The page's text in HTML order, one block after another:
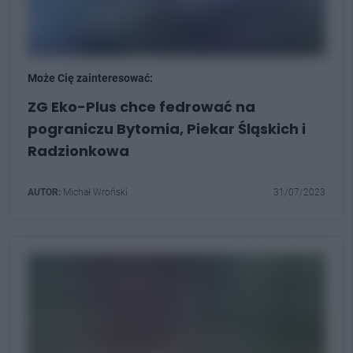
Może Cię zainteresować:
ZG Eko-Plus chce fedrować na
pograniczu Bytomia, Piekar Śląskich i
Radzionkowa
AUTOR: Michał Wroński 31/07/2023